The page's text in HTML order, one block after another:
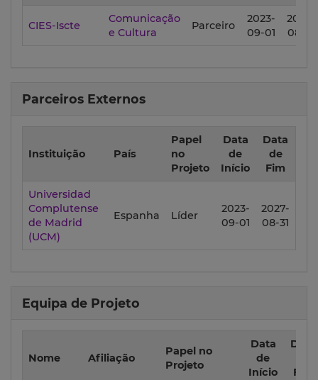
CIES-Iscte
Comunicação
e Cultura
Parceiro
2023-
09-01
2027-
08-31
Parceiros Externos
Instituição País
Papel
no
Projeto
Data
de
Início
Data
de
Fim
Universidad
Complutense
de Madrid
(UCM)
Espanha Líder
2023-
09-01
2027-
08-31
Equipa de Projeto
Nome Afiliação
Papel no
Projeto
Data
de
Início
Data
Fim